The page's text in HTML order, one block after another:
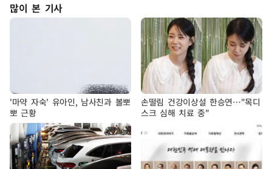
많이 본 기사
'마약 자숙' 유아인, 남사친과 볼뽀
뽀 근황
손떨림 건강이상설 한승연…"목디
스크 심해 치료 중"